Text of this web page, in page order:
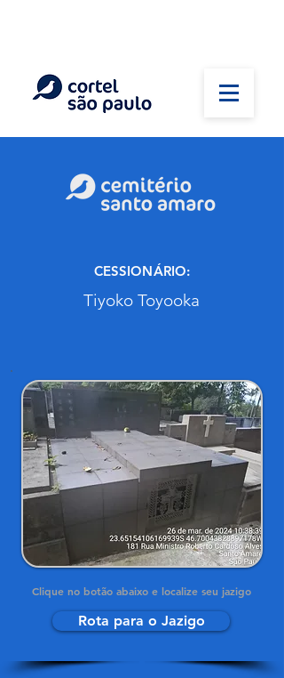
CESSIONÁRIO:
Tiyoko Toyooka
Clique no botão abaixo e localize seu jazigo
Rota para o Jazigo